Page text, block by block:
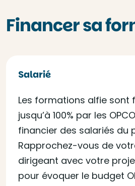
Financer sa
Salarié
Les formations alfie sont
jusqu’à 100% par les
financier des salariés du
Rapprochez-vous de
dirigeant avec votre
pour évoquer le budget